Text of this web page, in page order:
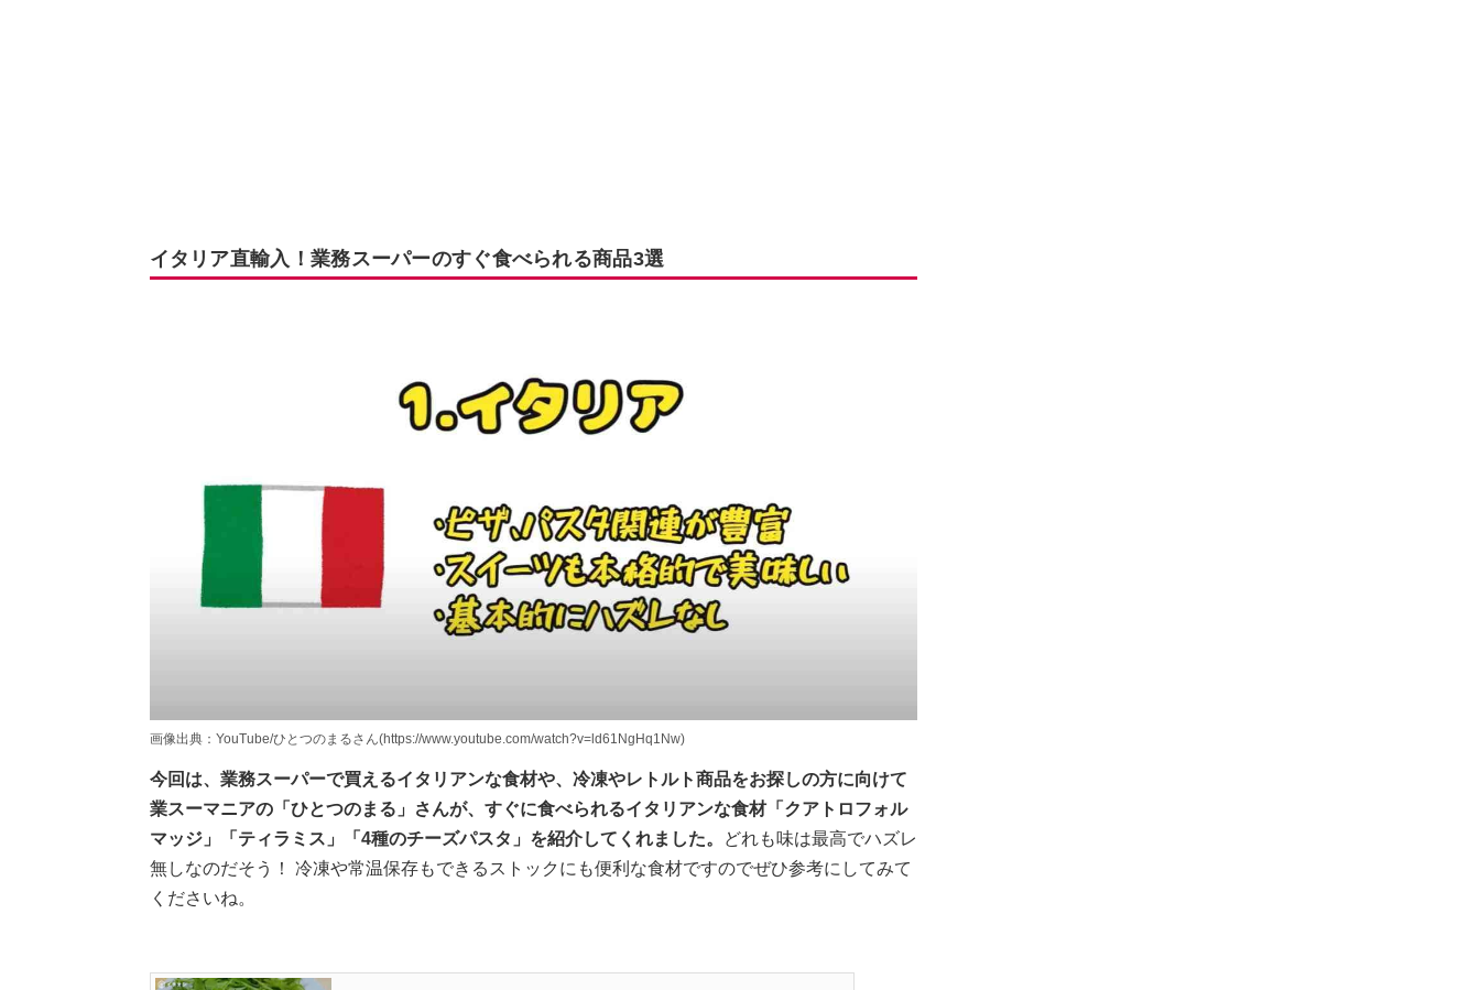
イタリア直輸入！業務スーパーのすぐ食べられる商品3選
画像出典：YouTube/ひとつのまるさん(https://www.youtube.com/watch?v=ld61NgHq1Nw)
今回は、業務スーパーで買えるイタリアンな食材や、冷凍やレトルト商品をお探しの方に向けて
業スーマニアの「ひとつのまる」さんが、すぐに食べられるイタリアンな食材「クアトロフォル
マッジ」「ティラミス」「4種のチーズパスタ」を紹介してくれました。
どれも味は最高でハズレ
無しなのだそう！ 冷凍や常温保存もできるストックにも便利な食材ですのでぜひ参考にしてみて
くださいね。